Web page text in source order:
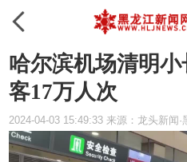
哈尔滨机场清明
客17万人次
2024-04-03 15:49:33 来源：龙头新闻